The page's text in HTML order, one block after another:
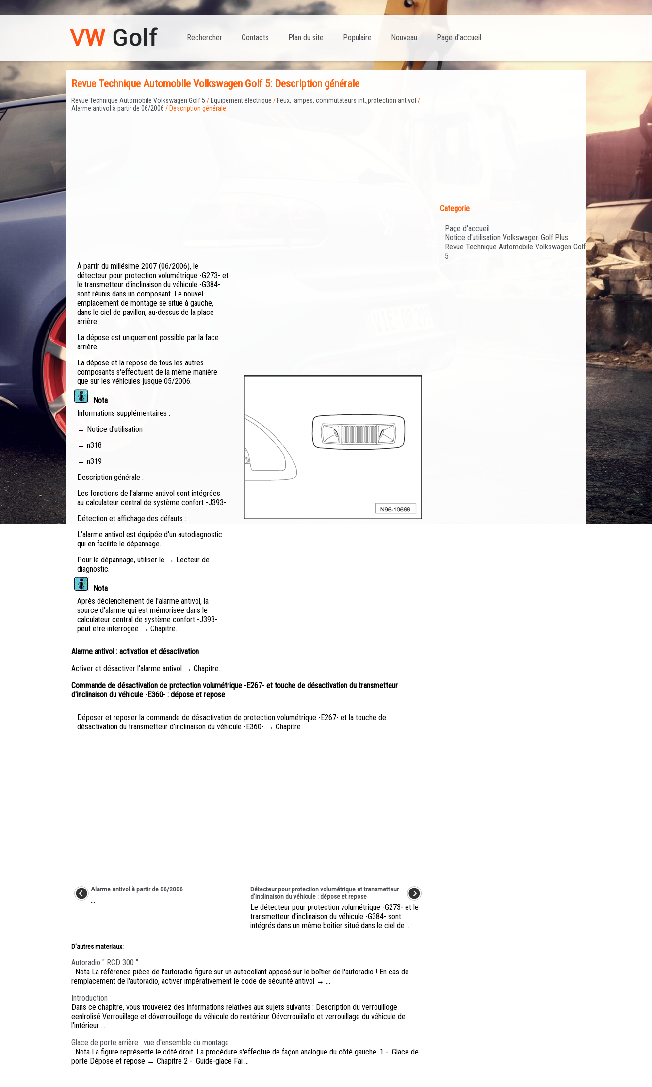
Page d'accueil
Nouveau
Populaire
Plan du site
Contacts
Rechercher
Revue Technique Automobile Volkswagen Golf 5: Description générale
Revue Technique Automobile Volkswagen Golf 5 / Equipement électrique / Feux, lampes, commutateurs int.,protection antivol /
Alarme antivol à partir de 06/2006 / Description générale
À partir du millésime 2007 (06/2006), le
détecteur pour protection volumétrique -G273- et
le transmetteur d'inclinaison du véhicule -G384-
sont réunis dans un composant. Le nouvel
emplacement de montage se situe à gauche,
dans le ciel de pavillon, au-dessus de la place
arrière.
La dépose est uniquement possible par la face
arrière.
La dépose et la repose de tous les autres
composants s'effectuent de la même manière
que sur les véhicules jusque 05/2006.
Nota
Informations supplémentaires :
→ Notice d'utilisation
→ n318
→ n319
Description générale :
Les fonctions de l'alarme antivol sont intégrées
au calculateur central de système confort -J393-.
Détection et affichage des défauts :
L'alarme antivol est équipée d'un autodiagnostic
qui en facilite le dépannage.
Pour le dépannage, utiliser le → Lecteur de
diagnostic.
Nota
Après déclenchement de l'alarme antivol, la
source d'alarme qui est mémorisée dans le
calculateur central de système confort -J393-
peut être interrogée → Chapitre.
Alarme antivol : activation et désactivation
Activer et désactiver l'alarme antivol → Chapitre.
Commande de désactivation de protection volumétrique -E267- et touche de désactivation du transmetteur
d'inclinaison du véhicule -E360- : dépose et repose
Déposer et reposer la commande de désactivation de protection volumétrique -E267- et la touche de
désactivation du transmetteur d'inclinaison du véhicule -E360- → Chapitre
Alarme antivol à partir de 06/2006
...
Détecteur pour protection volumétrique et transmetteur
d'inclinaison du véhicule : dépose et repose
Le détecteur pour protection volumétrique -G273- et le
transmetteur d'inclinaison du véhicule -G384- sont
intégrés dans un même boîtier situé dans le ciel de ...
D'autres materiaux:
Autoradio " RCD 300 "
Nota La référence pièce de l'autoradio figure sur un autocollant apposé sur le boîtier de l'autoradio ! En cas de
remplacement de l'autoradio, activer impérativement le code de sécurité antivol → ...
Introduction
Dans ce chapitre, vous trouverez des informations relatives aux sujets suivants : Description du verrouilloge
eenlrolisé Verrouillage et dôverrouilfoge du véhicule do rextérieur Oévcrrouiilaflo et verrouillage du véhicule de
l'intérieur ...
Glace de porte arrière : vue d'ensemble du montage
Nota La figure représente le côté droit. La procédure s'effectue de façon analogue du côté gauche. 1 - Glace de
porte Dépose et repose → Chapitre 2 - Guide-glace Fai ...
Categorie
Page d'accueil
Notice d'utilisation Volkswagen Golf Plus
Revue Technique Automobile Volkswagen Golf
5